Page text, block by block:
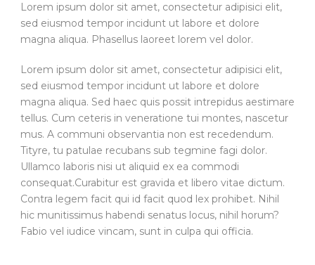
Lorem ipsum dolor sit amet, consectetur adipisici elit,
sed eiusmod tempor incidunt ut labore et dolore
magna aliqua. Phasellus laoreet lorem vel dolor.
Lorem ipsum dolor sit amet, consectetur adipisici elit,
sed eiusmod tempor incidunt ut labore et dolore
magna aliqua. Sed haec quis possit intrepidus aestimare
tellus. Cum ceteris in veneratione tui montes, nascetur
mus. A communi observantia non est recedendum.
Tityre, tu patulae recubans sub tegmine fagi dolor.
Ullamco laboris nisi ut aliquid ex ea commodi
consequat.Curabitur est gravida et libero vitae dictum.
Contra legem facit qui id facit quod lex prohibet. Nihil
hic munitissimus habendi senatus locus, nihil horum?
Fabio vel iudice vincam, sunt in culpa qui officia.